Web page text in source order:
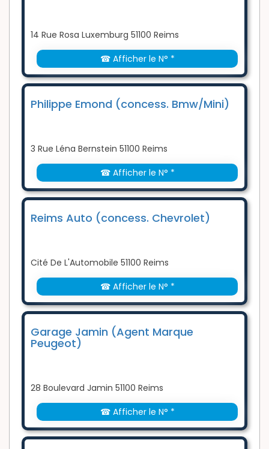
14 Rue Rosa Luxemburg 51100 Reims
☎ Afficher le N° *
Philippe Emond (concess. Bmw/Mini)
3 Rue Léna Bernstein 51100 Reims
☎ Afficher le N° *
Reims Auto (concess. Chevrolet)
Cité De L'Automobile 51100 Reims
☎ Afficher le N° *
Garage Jamin (Agent Marque
Peugeot)
28 Boulevard Jamin 51100 Reims
☎ Afficher le N° *